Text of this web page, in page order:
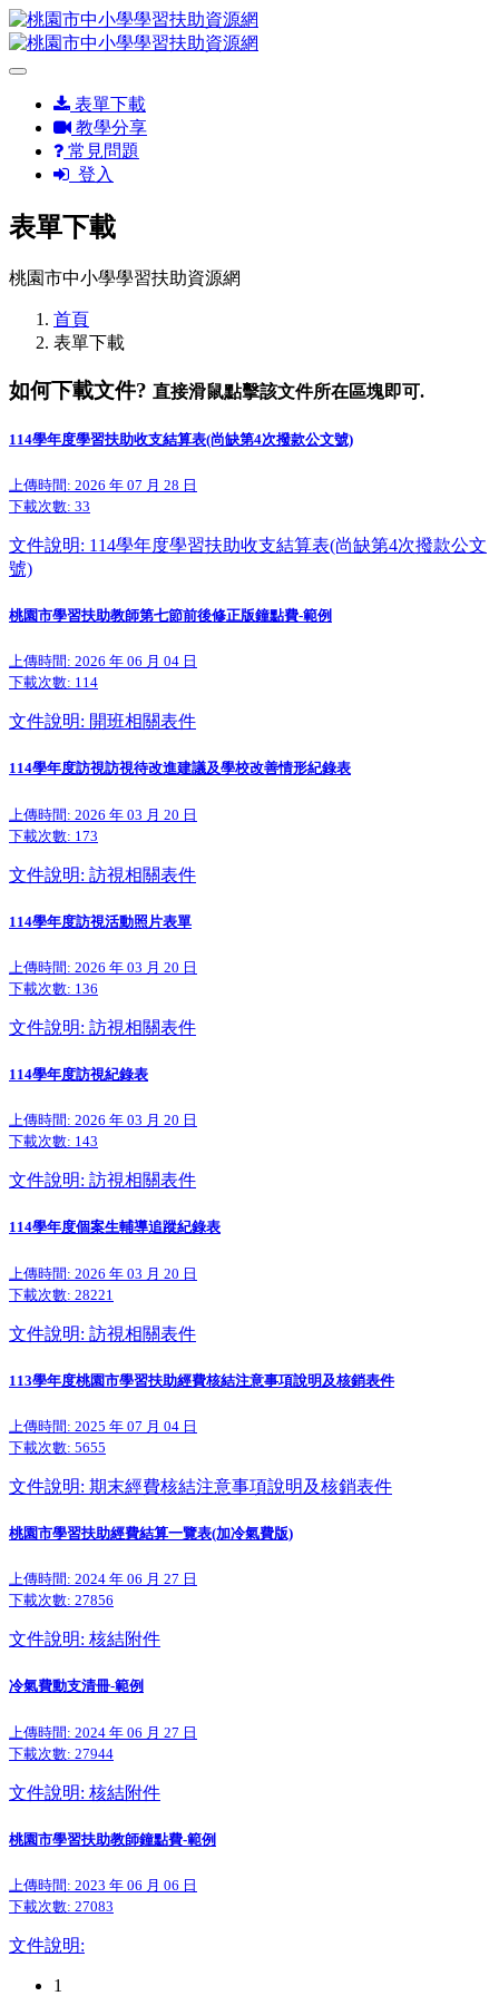
表單下載
教學分享
常見問題
登入
表單下載
桃園市中小學學習扶助資源網
首頁
表單下載
如何下載文件? 直接滑鼠點擊該文件所在區塊即可.
114學年度學習扶助收支結算表(尚缺第4次撥款公文號)
上傳時間: 2026 年 07 月 28 日
下載次數: 33
文件說明: 114學年度學習扶助收支結算表(尚缺第4次撥款公文
號)
桃園市學習扶助教師第七節前後修正版鐘點費-範例
上傳時間: 2026 年 06 月 04 日
下載次數: 114
文件說明: 開班相關表件
114學年度訪視訪視待改進建議及學校改善情形紀錄表
上傳時間: 2026 年 03 月 20 日
下載次數: 173
文件說明: 訪視相關表件
114學年度訪視活動照片表單
上傳時間: 2026 年 03 月 20 日
下載次數: 136
文件說明: 訪視相關表件
114學年度訪視紀錄表
上傳時間: 2026 年 03 月 20 日
下載次數: 143
文件說明: 訪視相關表件
114學年度個案生輔導追蹤紀錄表
上傳時間: 2026 年 03 月 20 日
下載次數: 28221
文件說明: 訪視相關表件
113學年度桃園市學習扶助經費核結注意事項說明及核銷表件
上傳時間: 2025 年 07 月 04 日
下載次數: 5655
文件說明: 期末經費核結注意事項說明及核銷表件
桃園市學習扶助經費結算一覽表(加冷氣費版)
上傳時間: 2024 年 06 月 27 日
下載次數: 27856
文件說明: 核結附件
冷氣費動支清冊-範例
上傳時間: 2024 年 06 月 27 日
下載次數: 27944
文件說明: 核結附件
桃園市學習扶助教師鐘點費-範例
上傳時間: 2023 年 06 月 06 日
下載次數: 27083
文件說明:
1